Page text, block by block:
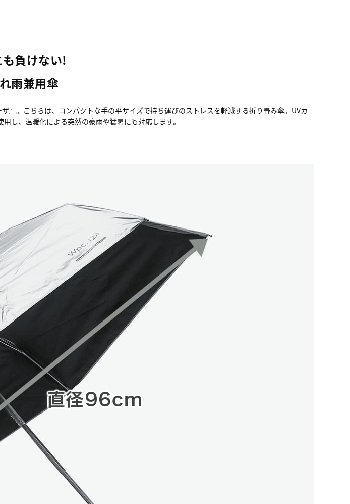
負けない!
雨兼用傘
』。こちらは、コンパクトな手の平サイズで持ち運びのストレスを軽減する折り畳み傘。UVカ
し、温暖化による突然の豪雨や猛暑にも対応します。